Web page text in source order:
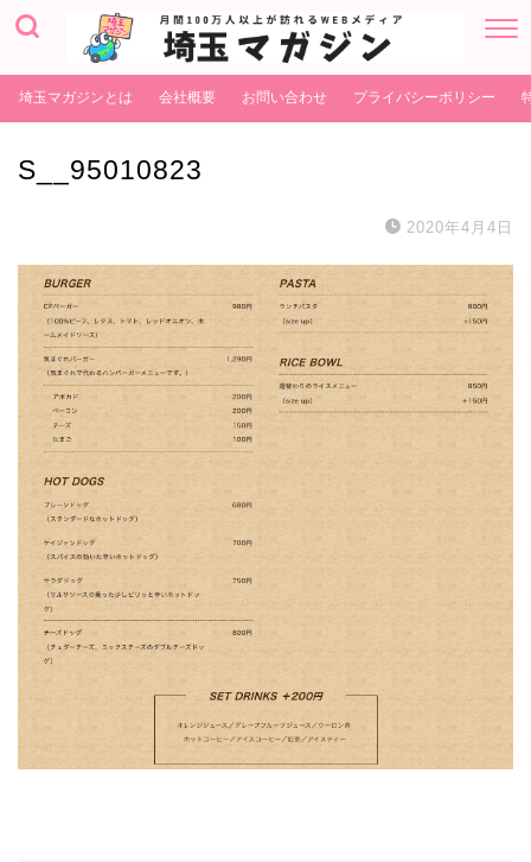
埼玉マガジンとは 会社概要 お問い合わせ プライバシーポリシー
S__95010823
2020年4月4日